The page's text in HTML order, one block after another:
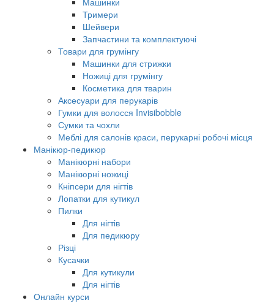
Тримери
Шейвери
Запчастини та комплектуючі
Товари для грумінгу
Машинки для стрижки
Ножиці для грумінгу
Косметика для тварин
Аксесуари для перукарів
Гумки для волосся Invisibobble
Сумки та чохли
Меблі для салонів краси, перукарні робочі місця
Манікюр-педикюр
Манікюрні набори
Манікюрні ножиці
Кніпсери для нігтів
Лопатки для кутикул
Пилки
Для нігтів
Для педикюру
Різці
Кусачки
Для кутикули
Для нігтів
Онлайн курси